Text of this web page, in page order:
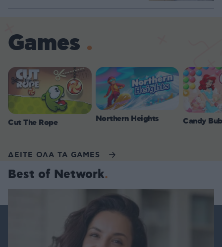
Games
Cut The Rope Northern Heights Candy
ΔΕΙΤΕ ΟΛΑ ΤΑ GAMES
Best of Network